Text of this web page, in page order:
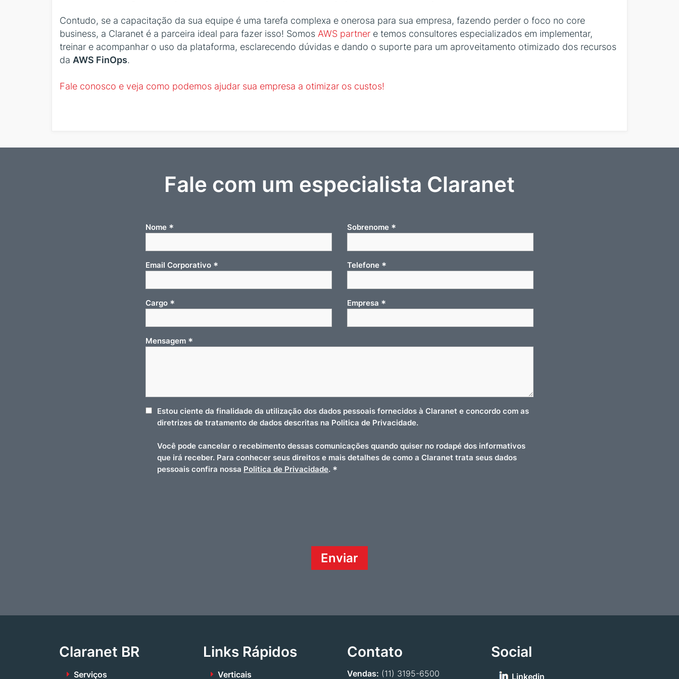
Contudo, se a capacitação da sua equipe é uma tarefa complexa e onerosa para sua empresa, fazendo perder o foco no core
business, a Claranet é a parceira ideal para fazer isso! Somos AWS partner e temos consultores especializados em implementar,
treinar e acompanhar o uso da plataforma, esclarecendo dúvidas e dando o suporte para um aproveitamento otimizado dos recursos
da AWS FinOps.
Fale conosco e veja como podemos ajudar sua empresa a otimizar os custos!
Fale com um especialista Claranet
Nome * Sobrenome *
Email Corporativo * Telefone *
Cargo * Empresa *
Mensagem *
Estou ciente da finalidade da utilização dos dados pessoais fornecidos à Claranet e concordo com as
diretrizes de tratamento de dados descritas na Politica de Privacidade.
Você pode cancelar o recebimento dessas comunicações quando quiser no rodapé dos informativos
que irá receber. Para conhecer seus direitos e mais detalhes de como a Claranet trata seus dados
pessoais confira nossa Politica de Privacidade. *
Claranet BR
Serviços
Links Rápidos
Verticais
Contato
Vendas: (11) 3195-6500
Social
Linkedin